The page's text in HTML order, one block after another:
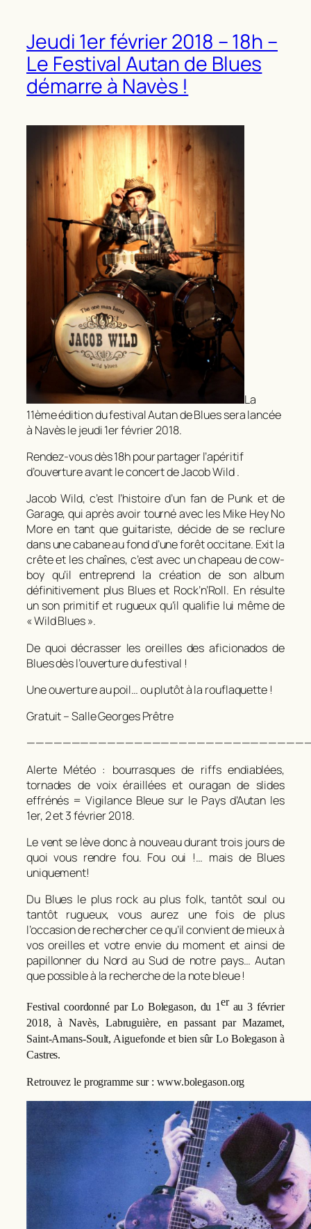
Jeudi 1er février 2018 – 18h –
Le Festival Autan de Blues
démarre à Navès !
La
11ème édition du festival Autan de Blues sera lancée
à Navès le jeudi 1er février 2018.
Rendez-vous dès 18h pour partager l’apéritif
d’ouverture avant le concert de Jacob Wild .
Jacob Wild, c’est l’histoire d’un fan de Punk et de
Garage, qui après avoir tourné avec les Mike Hey No
More en tant que guitariste, décide de se reclure
dans une cabane au fond d’une forêt occitane. Exit la
crête et les chaînes, c’est avec un chapeau de cow-
boy qu’il entreprend la création de son album
définitivement plus Blues et Rock’n’Roll. En résulte
un son primitif et rugueux qu’il qualifie lui même de
« Wild Blues ».
De quoi décrasser les oreilles des aficionados de
Blues dès l’ouverture du festival !
Une ouverture au poil… ou plutôt à la rouflaquette !
Gratuit – Salle Georges Prêtre
Alerte Météo : bourrasques de riffs endiablées,
tornades de voix éraillées et ouragan de slides
effrénés = Vigilance Bleue sur le Pays d’Autan les
1er, 2 et 3 février 2018.
Le vent se lève donc à nouveau durant trois jours de
quoi vous rendre fou. Fou oui !… mais de Blues
uniquement!
Du Blues le plus rock au plus folk, tantôt soul ou
tantôt rugueux, vous aurez une fois de plus
l’occasion de rechercher ce qu’il convient de mieux à
vos oreilles et votre envie du moment et ainsi de
papillonner du Nord au Sud de notre pays… Autan
que possible à la recherche de la note bleue !
Festival coordonné par Lo Bolegason, du 1er au 3 février
2018, à Navès, Labruguière, en passant par Mazamet,
Saint-Amans-Soult, Aiguefonde et bien sûr Lo Bolegason à
Castres.
Retrouvez le programme sur : www.bolegason.org